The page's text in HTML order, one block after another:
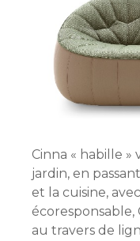
Cinna « habille
jardin, en
et la cuisine,
écoresponsable,
au travers de